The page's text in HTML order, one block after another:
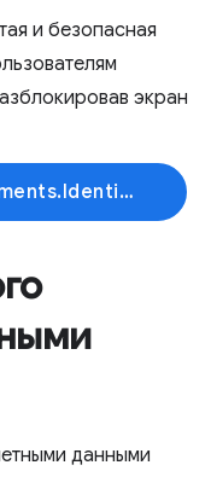
и безопасная
экран
{% if dynamic_data.experiments.IdentityButtonTextFeature.button_variant == 'variant_a' %}Узнать больше{% else %}Начать обучение{% endif %}
данными